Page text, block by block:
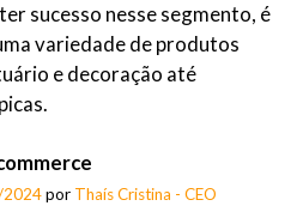
sucesso nesse segmento, é
variedade de produtos
e decoração até
por Thaís Cristina - CEO